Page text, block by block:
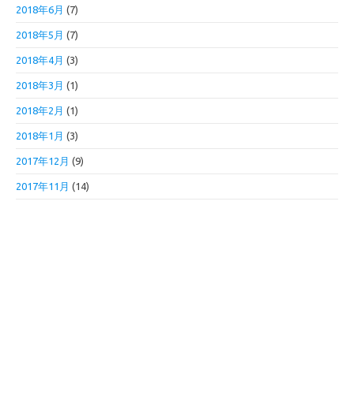
2018年6月 (7)
2018年5月 (7)
2018年4月 (3)
2018年3月 (1)
2018年2月 (1)
2018年1月 (3)
2017年12月 (9)
2017年11月 (14)